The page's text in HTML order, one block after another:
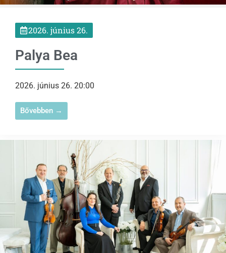
2026. június 26.
Palya Bea
2026. június 26. 20:00
Bővebben →